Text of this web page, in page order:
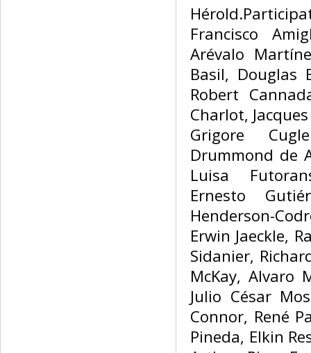
Francisco
Arévalo
Basil, Douglas
Robert
Charlot,
Grigore
Drummond de
Luisa
Ernesto
Henderson-
Erwin Jaeckle,
Sidanier,
McKay, Alvaro
Julio César
Connor, René
Pineda, Elkin